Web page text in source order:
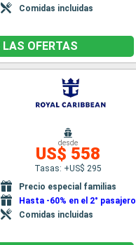
Comidas incluidas
LAS OFERTAS
desde
US$ 558
Tasas: +US$ 295
Precio especial familias
Hasta -60% en el 2° pasajero
Comidas incluidas